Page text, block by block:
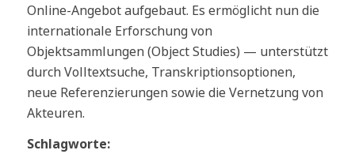
Online-Angebot aufgebaut. Es ermöglicht nun die
internationale Erforschung von
Objektsammlungen (Object Studies) — unterstützt
durch Volltextsuche, Transkriptionsoptionen,
neue Referenzierungen sowie die Vernetzung von
Akteuren.
Schlagworte: